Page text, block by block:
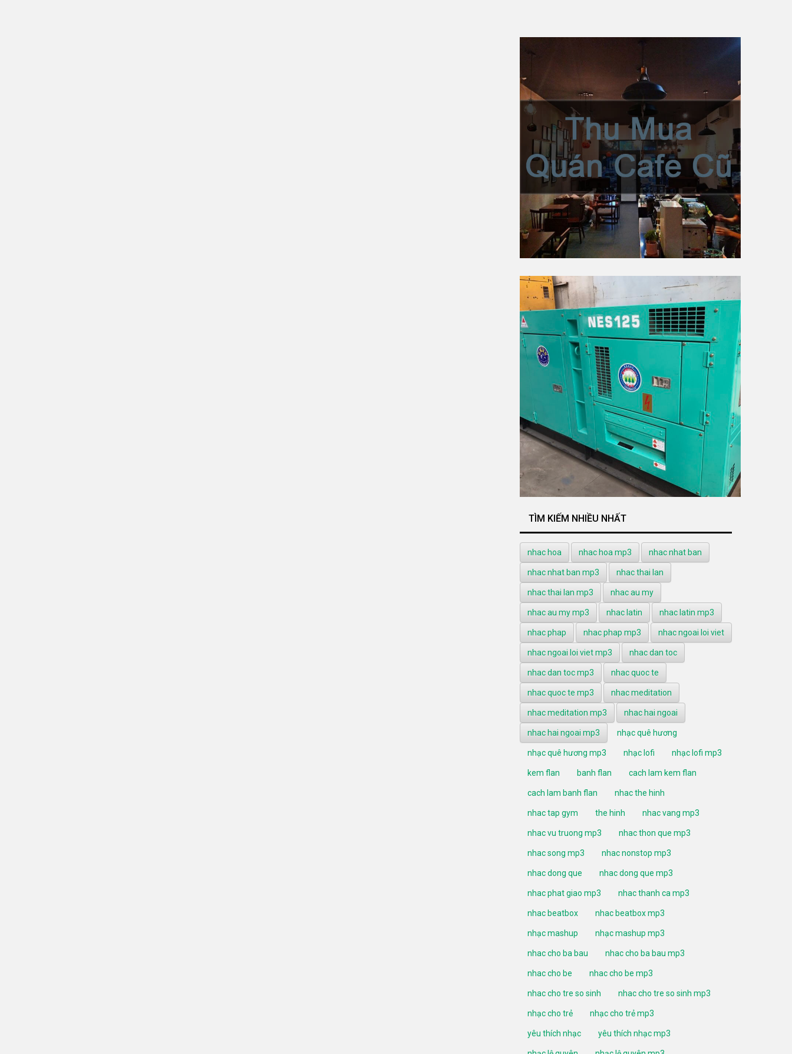
TÌM KIẾM NHIỀU NHẤT
nhac hoa nhac hoa mp3 nhac nhat ban
nhac nhat ban mp3 nhac thai lan
nhac thai lan mp3 nhac au my
nhac au my mp3 nhac latin nhac latin mp3
nhac phap nhac phap mp3 nhac ngoai loi viet
nhac ngoai loi viet mp3 nhac dan toc
nhac dan toc mp3 nhac quoc te
nhac quoc te mp3 nhac meditation
nhac meditation mp3 nhac hai ngoai
nhac hai ngoai mp3 nhạc quê hương
nhạc quê hương mp3 nhạc lofi nhạc lofi mp3
kem flan banh flan cach lam kem flan
cach lam banh flan nhac the hinh
nhac tap gym the hinh nhac vang mp3
nhac vu truong mp3 nhac thon que mp3
nhac song mp3 nhac nonstop mp3
nhac dong que nhac dong que mp3
nhac phat giao mp3 nhac thanh ca mp3
nhac beatbox nhac beatbox mp3
nhạc mashup nhạc mashup mp3
nhac cho ba bau nhac cho ba bau mp3
nhac cho be nhac cho be mp3
nhac cho tre so sinh nhac cho tre so sinh mp3
nhạc cho trẻ nhạc cho trẻ mp3
yêu thích nhạc yêu thích nhạc mp3